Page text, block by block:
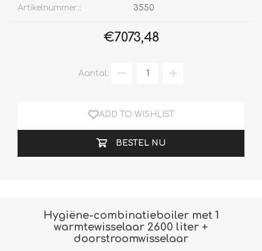
Artikelnummer:: 3550
€7073,48
Aantal:
ADD TO WISHLIST
BESTEL NU
Hygiëne-combinatieboiler met 1
warmtewisselaar 2600 liter +
doorstroomwisselaar